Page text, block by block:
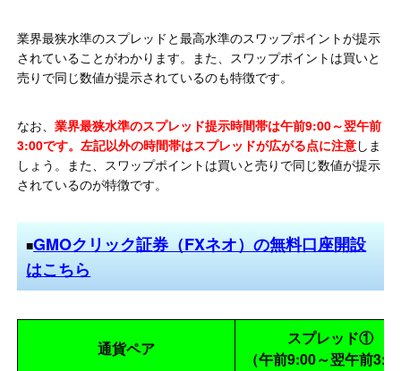
業界最狭水準のスプレッドと最高水準のスワップポイントが提示
されていることがわかります。また、スワップポイントは買いと
売りで同じ数値が提示されているのも特徴です。
なお、業界最狭水準のスプレッド提示時間帯は午前9:00～翌午前
3:00です。左記以外の時間帯はスプレッドが広がる点に注意しま
しょう。また、スワップポイントは買いと売りで同じ数値が提示
されているのが特徴です。
■GMOクリック証券（FXネオ）の無料口座開設
はこちら
通貨ペア
スプレッド①
（午前9:00～翌午前